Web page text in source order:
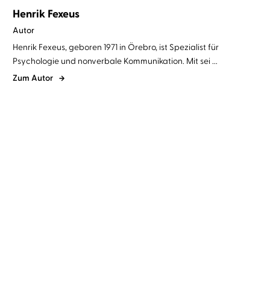
Henrik Fexeus
Autor
Henrik Fexeus, geboren 1971 in Örebro, ist Spezialist für
Psychologie und nonverbale Kommunikation. Mit sei ...
Zum Autor